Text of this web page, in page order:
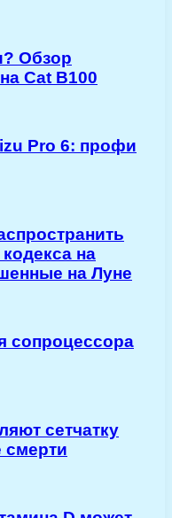
Обзор
Cat B100
Pro 6: профи
на
на Луне
сопроцессора
сетчатку
смерти